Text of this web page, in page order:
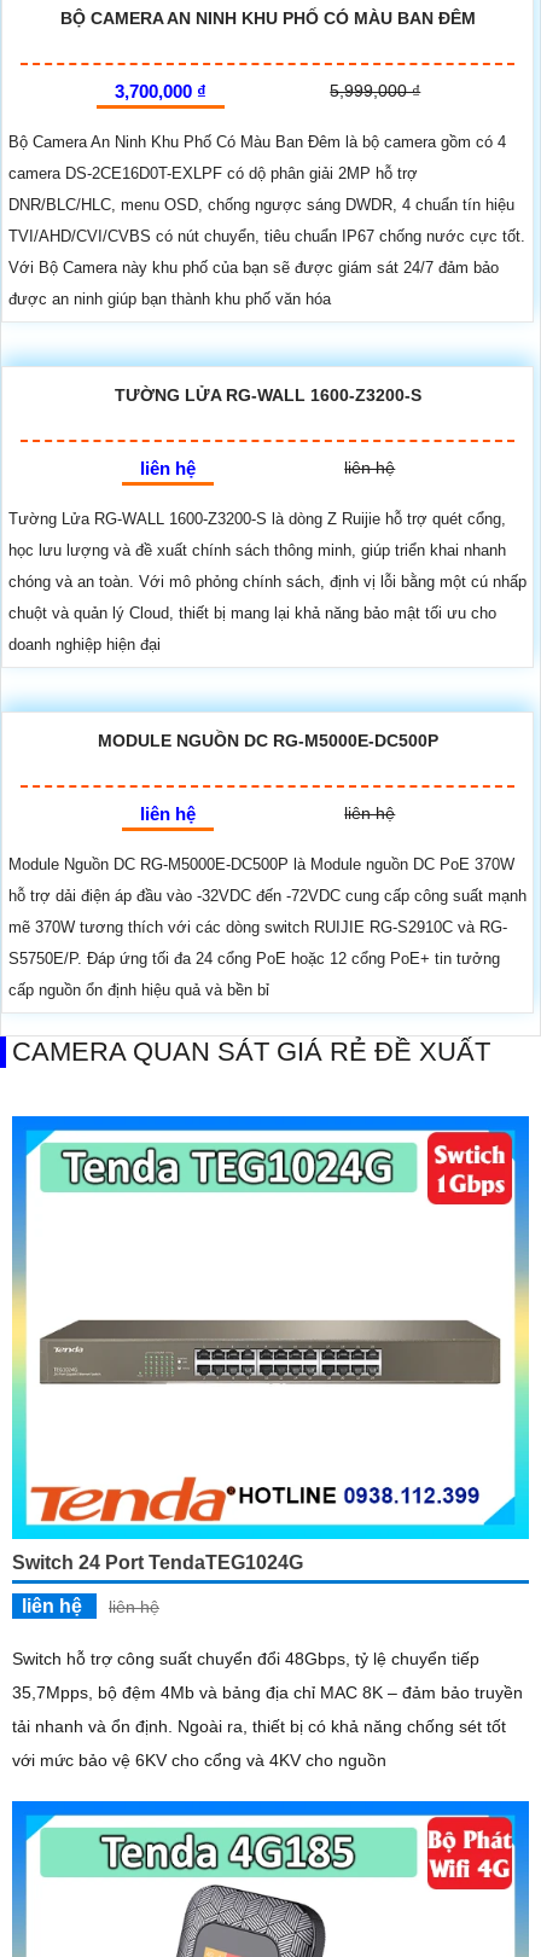
BỘ CAMERA AN NINH KHU PHỐ CÓ MÀU BAN ĐÊM
3,700,000 ₫ 5,999,000 ₫
Bộ Camera An Ninh Khu Phố Có Màu Ban Đêm là bộ camera gồm có 4
camera DS-2CE16D0T-EXLPF có dộ phân giải 2MP hỗ trợ
DNR/BLC/HLC, menu OSD, chống ngược sáng DWDR, 4 chuẩn tín hiệu
TVI/AHD/CVI/CVBS có nút chuyển, tiêu chuẩn IP67 chống nước cực tốt.
Với Bộ Camera này khu phố của bạn sẽ được giám sát 24/7 đảm bảo
được an ninh giúp bạn thành khu phố văn hóa
TƯỜNG LỬA RG-WALL 1600-Z3200-S
liên hệ liên hệ
Tường Lửa RG-WALL 1600-Z3200-S là dòng Z Ruijie hỗ trợ quét cổng,
học lưu lượng và đề xuất chính sách thông minh, giúp triển khai nhanh
chóng và an toàn. Với mô phỏng chính sách, định vị lỗi bằng một cú nhấp
chuột và quản lý Cloud, thiết bị mang lại khả năng bảo mật tối ưu cho
doanh nghiệp hiện đại
MODULE NGUỒN DC RG-M5000E-DC500P
liên hệ liên hệ
Module Nguồn DC RG-M5000E-DC500P là Module nguồn DC PoE 370W
hỗ trợ dải điện áp đầu vào -32VDC đến -72VDC cung cấp công suất mạnh
mẽ 370W tương thích với các dòng switch RUIJIE RG-S2910C và RG-
S5750E/P. Đáp ứng tối đa 24 cổng PoE hoặc 12 cổng PoE+ tin tưởng
cấp nguồn ổn định hiệu quả và bền bỉ
CAMERA QUAN SÁT GIÁ RẺ ĐỀ XUẤT
Switch 24 Port TendaTEG1024G
liên hệ liên hệ
Switch hỗ trợ công suất chuyển đổi 48Gbps, tỷ lệ chuyển tiếp
35,7Mpps, bộ đệm 4Mb và bảng địa chỉ MAC 8K – đảm bảo truyền
tải nhanh và ổn định. Ngoài ra, thiết bị có khả năng chống sét tốt
với mức bảo vệ 6KV cho cổng và 4KV cho nguồn